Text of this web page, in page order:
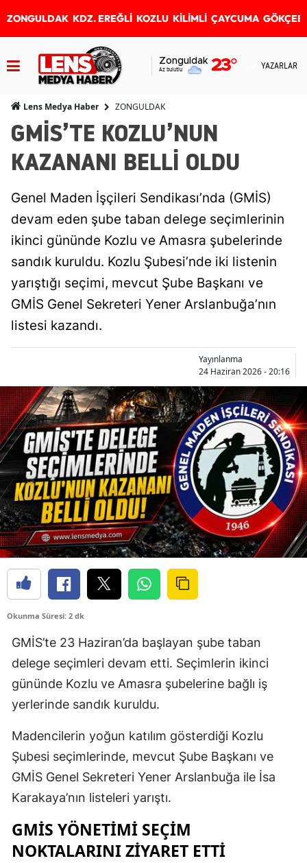
ZONGULDAK KDZ. EREĞLİ KOZLU KİLİMLİ ÇAYCUMA
Zonguldak
Az bulutlu 23° YAZARLAR
Lens Medya Haber ZONGULDAK
GMİS’TE KOZLU’NUN
KAZANANI BELLİ OLDU
Genel Maden İşçileri Sendikası’nda (GMİS)
devam eden şube taban delege seçimlerinin
ikinci gününde Kozlu ve Amasra şubelerinde
sandık kuruldu. Kozlu Şubesi’nde iki listenin
yarıştığı seçimi, mevcut Şube Başkanı ve
GMİS Genel Sekreteri Yener Arslanbuğa’nın
listesi kazandı.
Yayınlanma
24 Haziran 2026 - 20:16
Okunma Süresi: 2 dk
GMİS’te 23 Haziran’da başlayan şube taban
delege seçimleri devam etti. Seçimlerin ikinci
gününde Kozlu ve Amasra şubelerine bağlı iş
yerlerinde sandık kuruldu.
Madencilerin yoğun katılım gösterdiği Kozlu
Şubesi seçimlerinde, mevcut Şube Başkanı ve
GMİS Genel Sekreteri Yener Arslanbuğa ile İsa
Karakaya’nın listeleri yarıştı.
GMİS YÖNETİMİ SEÇİM
NOKTALARINI ZİYARET ETTİ